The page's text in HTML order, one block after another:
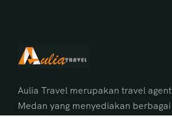
Aulia Travel merupakan travel agent
Medan yang menyediakan berbagai